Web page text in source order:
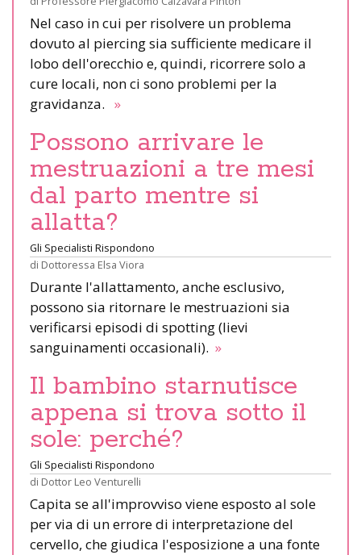
Nel caso in cui per risolvere un problema
dovuto al piercing sia sufficiente medicare il
lobo dell'orecchio e, quindi, ricorrere solo a
cure locali, non ci sono problemi per la
gravidanza. »
Possono arrivare le
mestruazioni a tre mesi
dal parto mentre si
allatta?
Gli Specialisti Rispondono
di Dottoressa Elsa Viora
Durante l'allattamento, anche esclusivo,
possono sia ritornare le mestruazioni sia
verificarsi episodi di spotting (lievi
sanguinamenti occasionali). »
Il bambino starnutisce
appena si trova sotto il
sole: perché?
Gli Specialisti Rispondono
di Dottor Leo Venturelli
Capita se all'improvviso viene esposto al sole
per via di un errore di interpretazione del
cervello, che giudica l'esposizione a una fonte